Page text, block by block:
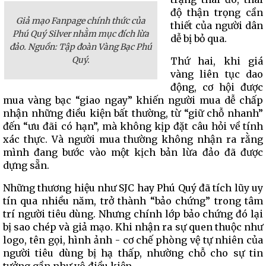
Giả mạo Fanpage chính thức của
Phú Quý Silver nhằm mục đích lừa
đảo. Nguồn: Tập đoàn Vàng Bạc Phú
Quý.
độ thận trọng cần
thiết của người dân
dễ bị bỏ qua.
Thứ hai, khi giá
vàng liên tục dao
động, cơ hội được
mua vàng bạc “giao ngay” khiến người mua dễ chấp
nhận những điều kiện bất thường, từ “giữ chỗ nhanh”
đến “ưu đãi có hạn”, mà không kịp đặt câu hỏi về tính
xác thực. Và người mua thường không nhận ra rằng
mình đang bước vào một kịch bản lừa đảo đã được
dựng sẵn.
Những thương hiệu như SJC hay Phú Quý đã tích lũy uy
tín qua nhiều năm, trở thành “bảo chứng” trong tâm
trí người tiêu dùng. Nhưng chính lớp bảo chứng đó lại
bị sao chép và giả mạo. Khi nhận ra sự quen thuộc như
logo, tên gọi, hình ảnh - cơ chế phòng vệ tự nhiên của
người tiêu dùng bị hạ thấp, nhường chỗ cho sự tin